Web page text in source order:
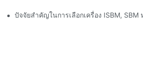
ปัจจัยสำคัญในการเลือกเครื่อง ISBM,